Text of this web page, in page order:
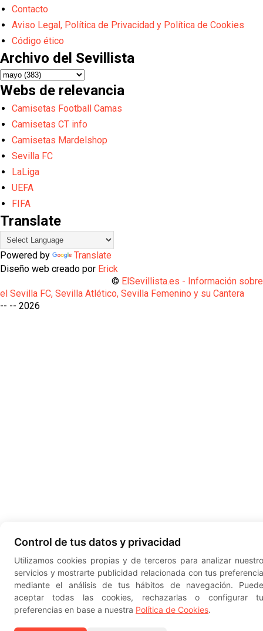
Contacto
Aviso Legal, Política de Privacidad y Política de Cookies
Código ético
Archivo del Sevillista
Webs de relevancia
Camisetas Football Camas
Camisetas CT info
Camisetas Mardelshop
Sevilla FC
LaLiga
UEFA
FIFA
Translate
Powered by
Translate
Diseño web creado por Erick
© ElSevillista.es - Información sobre
el Sevilla FC, Sevilla Atlético, Sevilla Femenino y su Cantera
-- --
Control de tus datos y privacidad
Utilizamos cookies propias y de terceros para analizar
servicios y mostrarte publicidad relacionada con tus
mediante el análisis de tus hábitos de navegación.
aceptar todas las cookies, rechazarlas o configurar
preferencias en base a nuestra Política de Cookies.
2026